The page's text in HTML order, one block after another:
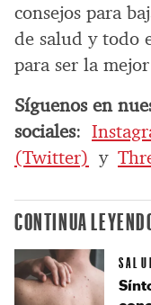
consejos para
de salud y todo
para ser la
Síguenos en
sociales:
(Twitter) y
CONTINUA